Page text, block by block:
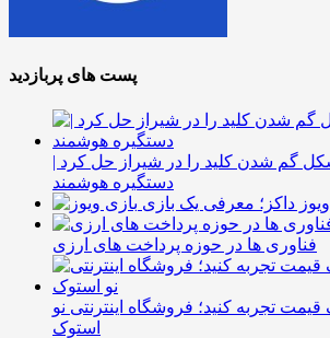
پست های پربازدید
گم شدن کلید را در شیراز حل کرد |
دستگیره هوشمند
ویوز داکز؛ معرفی یک بازی
فناوری ها در حوزه پرداخت های ارزی
تجربه کنید؛ فروشگاه اینترنتی نو
استوک